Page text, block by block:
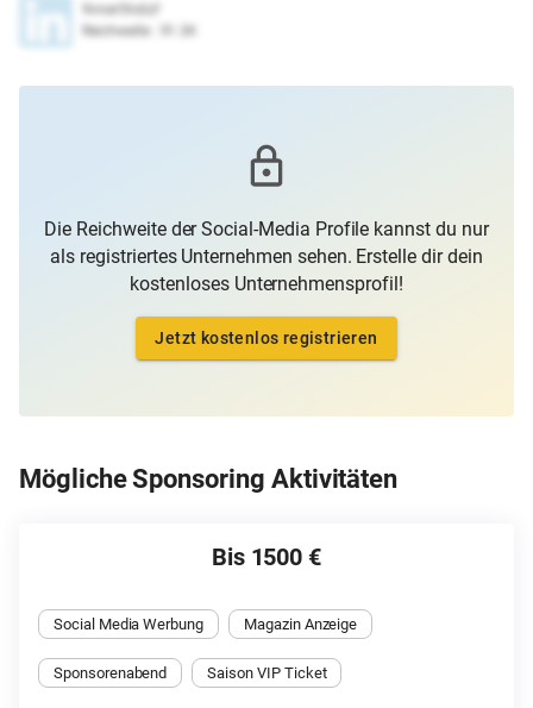
9nner5hdizf
Reichweite
Die Reichweite der Social-Media Profile kannst du nur
als registriertes Unternehmen sehen. Erstelle dir dein
kostenloses Unternehmensprofil!
Jetzt kostenlos registrieren
Mögliche Sponsoring Aktivitäten
Bis 1500 €
Social Media Werbung Magazin Anzeige
Sponsorenabend Saison VIP Ticket